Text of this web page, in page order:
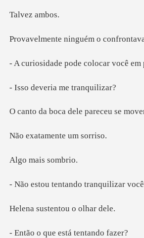
ez a
nguém o confront
e pode colocar
eria me tr
ele pareceu se mo
amente u
ais so
entando tranq
tentou o o
ue está ten